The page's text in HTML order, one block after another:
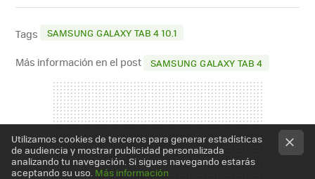
FACEBOOK
X
E-
MAIL
Tags SAMSUNG GALAXY TAB 4 10.1
Más información en el post SAMSUNG GALAXY TAB 4
Utilizamos cookies de terceros para generar estadísticas
de audiencia y mostrar publicidad personalizada
analizando tu navegación. Si sigues navegando estarás
aceptando su uso. Más información